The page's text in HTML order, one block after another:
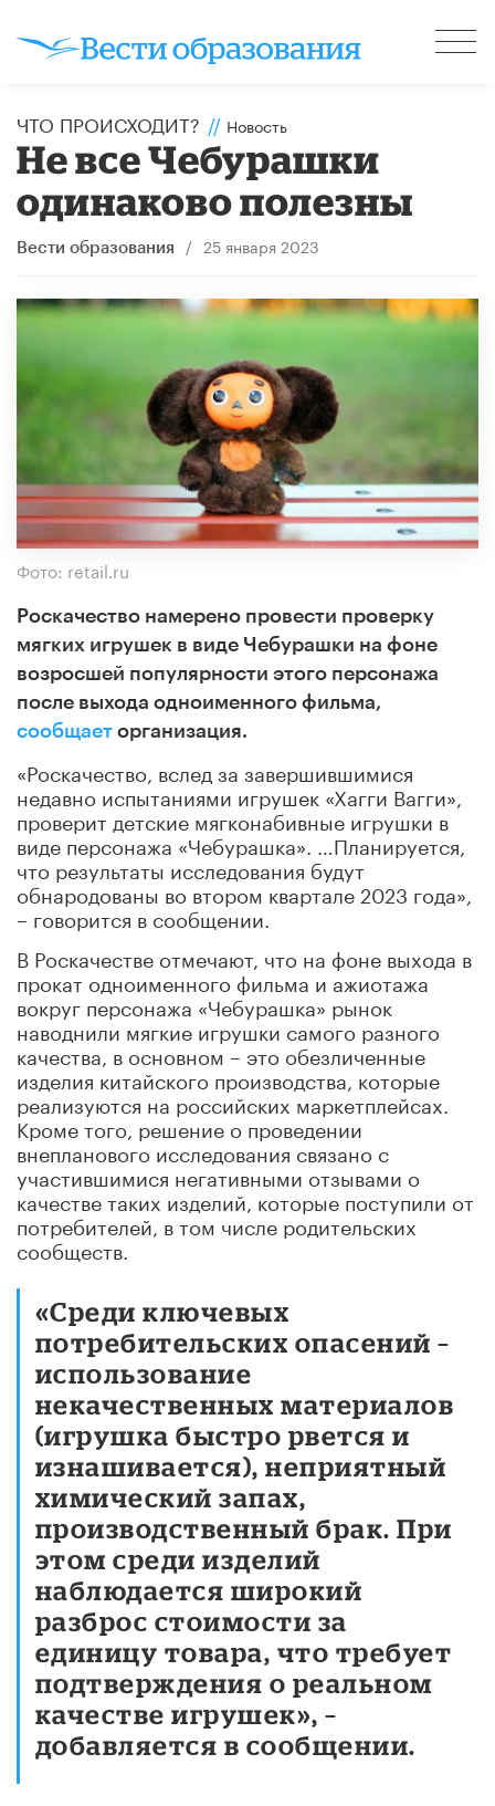
ЧТО ПРОИСХОДИТ? // Новость
Не все Чебурашки
одинаково полезны
Вести образования / 25 января 2023
Фото: retail.ru
Роскачество намерено провести проверку
мягких игрушек в виде Чебурашки на фоне
возросшей популярности этого персонажа
после выхода одноименного фильма,
сообщает организация.
«Роскачество, вслед за завершившимися
недавно испытаниями игрушек «Хагги Вагги»,
проверит детские мягконабивные игрушки в
виде персонажа «Чебурашка». …Планируется,
что результаты исследования будут
обнародованы во втором квартале 2023 года»,
– говорится в сообщении.
В Роскачестве отмечают, что на фоне выхода в
прокат одноименного фильма и ажиотажа
вокруг персонажа «Чебурашка» рынок
наводнили мягкие игрушки самого разного
качества, в основном – это обезличенные
изделия китайского производства, которые
реализуются на российских маркетплейсах.
Кроме того, решение о проведении
внепланового исследования связано с
участившимися негативными отзывами о
качестве таких изделий, которые поступили от
потребителей, в том числе родительских
сообществ.
«Среди ключевых
потребительских опасений –
использование
некачественных материалов
(игрушка быстро рвется и
изнашивается), неприятный
химический запах,
производственный брак. При
этом среди изделий
наблюдается широкий
разброс стоимости за
единицу товара, что требует
подтверждения о реальном
качестве игрушек», –
добавляется в сообщении.